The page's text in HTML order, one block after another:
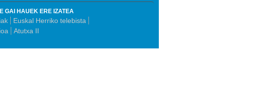
GAI HAUEK ERE IZATEA
Euskal Herriko telebista
Atutxa II